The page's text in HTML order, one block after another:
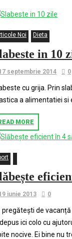
Noi Dieta
in 10
septembrie 2014 0
cu grija. Prin
a alimentatiei
MORE
iunie 2013 0
pregătești de
ici colo cu
nocive. Ei bine nu